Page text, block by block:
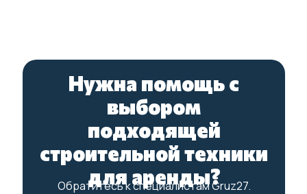
Нужна помощь с
выбором
подходящей
строительной техники
для аренды?
Обратитесь к специалистам Gruz27.